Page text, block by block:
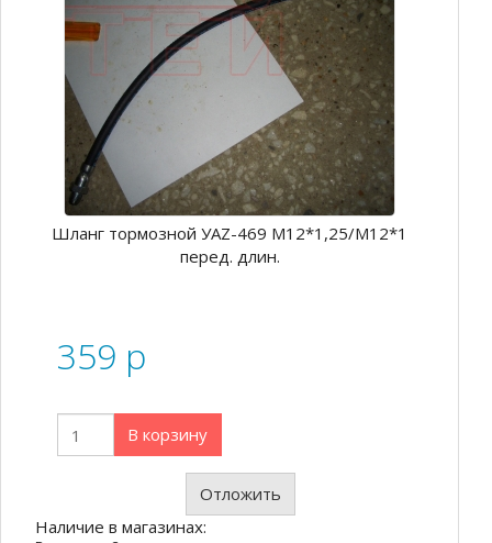
Шланг тормозной УАZ-469 М12*1,25/М12*1
перед. длин.
359 p
В корзину
Отложить
Наличие в магазинах: